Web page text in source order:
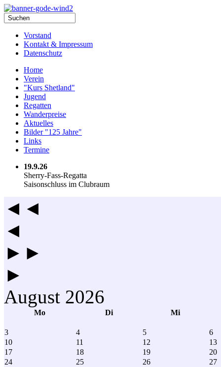
Vorstand
Kontakt & Impressum
Datenschutz
Home
Verein
"Kurs Shetland"
Jugend
Regatten
Wanderpreise
Aktuelles
Bilder "125 Jahre"
Links
Termine
19.9.26
Sherry-Fass-Regatta
Saisonschluss im Clubraum
◄◄
◄
►►
►
August 2026
Mo Di Mi
3 4 5
6
10
11 12
13
17
18 19
20
24
25 26
27